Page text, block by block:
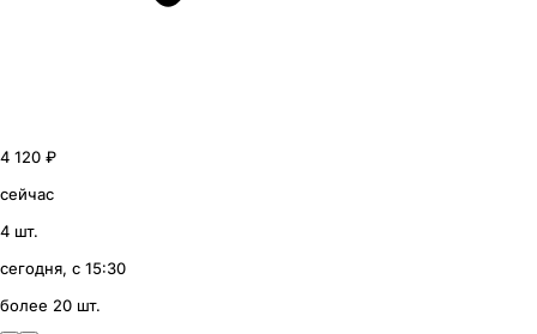
4 120 ₽
сейчас
4 шт.
сегодня, с 15:30
более 20 шт.